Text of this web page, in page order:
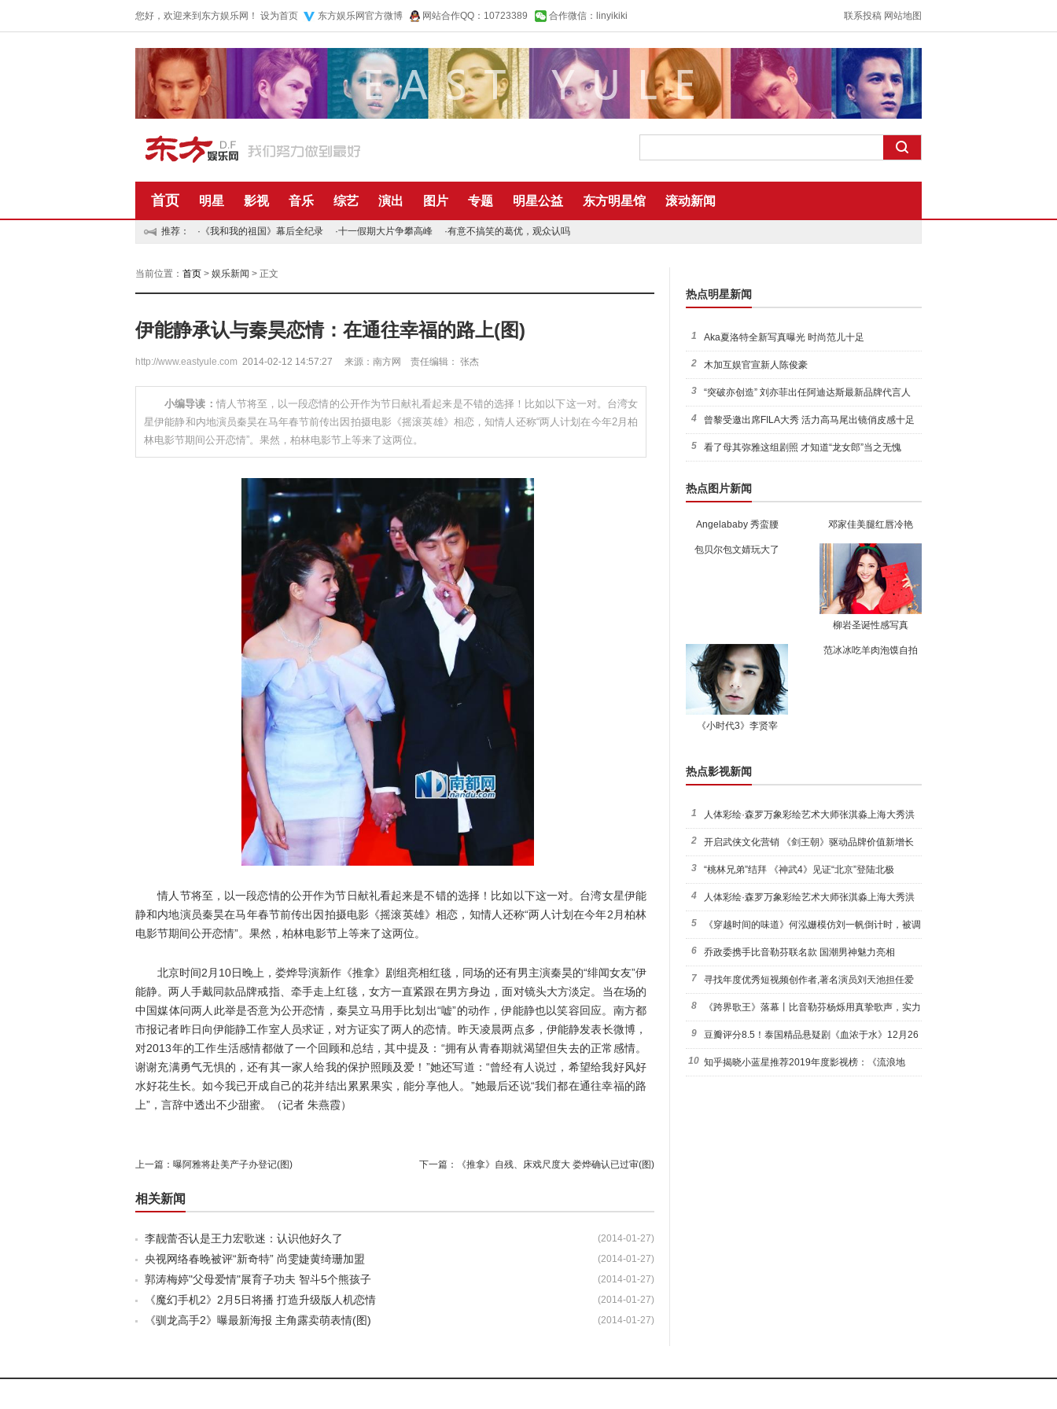
您好，欢迎来到东方娱乐网！ 设为首页 东方娱乐网官方微博 网站合作QQ：10723389 合作微信：linyikiki 联系投稿 网站地图
首页 明星 影视 音乐 综艺 演出 图片 专题 明星公益 东方明星馆 滚动新闻
推荐： · 《我和我的祖国》幕后全纪录 ·十一假期大片争攀高峰 ·有意不搞笑的葛优，观众认吗
当前位置： 首页 > 娱乐新闻 > 正文
伊能静承认与秦昊恋情：在通往幸福的路上(图)
http://www.eastyule.com 2014-02-12 14:57:27 来源：南方网 责任编辑： 张杰
小编导读： 情人节将至，以一段恋情的公开作为节日献礼看起来是不错的选择！比如以下这一对。台湾女
星伊能静和内地演员秦昊在马年春节前传出因拍摄电影《摇滚英雄》相恋，知情人还称“两人计划在今年2月柏
林电影节期间公开恋情”。果然，柏林电影节上等来了这两位。
情人节将至，以一段恋情的公开作为节日献礼看起来是不错的选择！比如以下这一对。台湾女星伊能
静和内地演员秦昊在马年春节前传出因拍摄电影《摇滚英雄》相恋，知情人还称“两人计划在今年2月柏林
电影节期间公开恋情”。果然，柏林电影节上等来了这两位。
北京时间2月10日晚上，娄烨导演新作《推拿》剧组亮相红毯，同场的还有男主演秦昊的“绯闻女友”伊
能静。两人手戴同款品牌戒指、牵手走上红毯，女方一直紧跟在男方身边，面对镜头大方淡定。当在场的
中国媒体问两人此举是否意为公开恋情，秦昊立马用手比划出“嘘”的动作，伊能静也以笑容回应。南方都
市报记者昨日向伊能静工作室人员求证，对方证实了两人的恋情。昨天凌晨两点多，伊能静发表长微博，
对2013年的工作生活感情都做了一个回顾和总结，其中提及：“拥有从青春期就渴望但失去的正常感情。
谢谢充满勇气无惧的，还有其一家人给我的保护照顾及爱！”她还写道：“曾经有人说过，希望给我好风好
水好花生长。如今我已开成自己的花并结出累累果实，能分享他人。”她最后还说“我们都在通往幸福的路
上”，言辞中透出不少甜蜜。（记者 朱燕霞）
上一篇： 曝阿雅将赴美产子办登记(图) 下一篇： 《推拿》自残、床戏尺度大 娄烨确认已过审(图)
相关新闻
(2014-01-27)
李靓蕾否认是王力宏歌迷：认识他好久了
(2014-01-27)
央视网络春晚被评“新奇特” 尚雯婕黄绮珊加盟
(2014-01-27)
郭涛梅婷"父母爱情"展育子功夫 智斗5个熊孩子
(2014-01-27)
《魔幻手机2》2月5日将播 打造升级版人机恋情
(2014-01-27)
《驯龙高手2》曝最新海报 主角露卖萌表情(图)
热点明星新闻
1 Aka夏洛特全新写真曝光 时尚范儿十足
2 木加互娱官宣新人陈俊豪
3 “突破亦创造” 刘亦菲出任阿迪达斯最新品牌代言人
引爆
4 曾黎受邀出席FILA大秀 活力高马尾出镜俏皮感十足
5 看了母其弥雅这组剧照 才知道“龙女郎”当之无愧
热点图片新闻
Angelababy 秀蛮腰 邓家佳美腿红唇冷艳
包贝尔包文婧玩大了
柳岩圣诞性感写真
《小时代3》李贤宰
范冰冰吃羊肉泡馍自拍
热点影视新闻
1 人体彩绘·森罗万象彩绘艺术大师张淇淼上海大秀洪
荒宇宙
2 开启武侠文化营销 《剑王朝》驱动品牌价值新增长
3 “桃林兄弟”结拜 《神武4》见证“北京”登陆北极
4 人体彩绘·森罗万象彩绘艺术大师张淇淼上海大秀洪
荒宇宙
5 《穿越时间的味道》何泓姗模仿刘一帆倒计时，被调
侃“学人
6 乔政委携手比音勒芬联名款 国潮男神魅力亮相
7 寻找年度优秀短视频创作者,著名演员刘天池担任爱
奇艺号"奇
8 《跨界歌王》落幕丨比音勒芬杨烁用真挚歌声，实力
圈粉!
9 豆瓣评分8.5！泰国精品悬疑剧《血浓于水》12月26
日西瓜视
10 知乎揭晓小蓝星推荐2019年度影视榜：《流浪地